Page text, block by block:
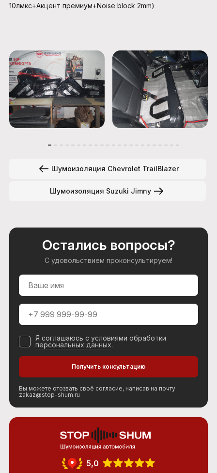
10лмкс+Акцент премиум+Noise block 2mm)
Шумоизоляция Chevrolet TrailBlazer
Шумоизоляция Suzuki Jimny
Остались вопросы?
С удовольствием проконсультируем!
Я соглашаюсь с условиями обработки
персональных данных.
Вы можете отозвать своё согласие, написав на почту
zakaz@stop-shum.ru
5,0